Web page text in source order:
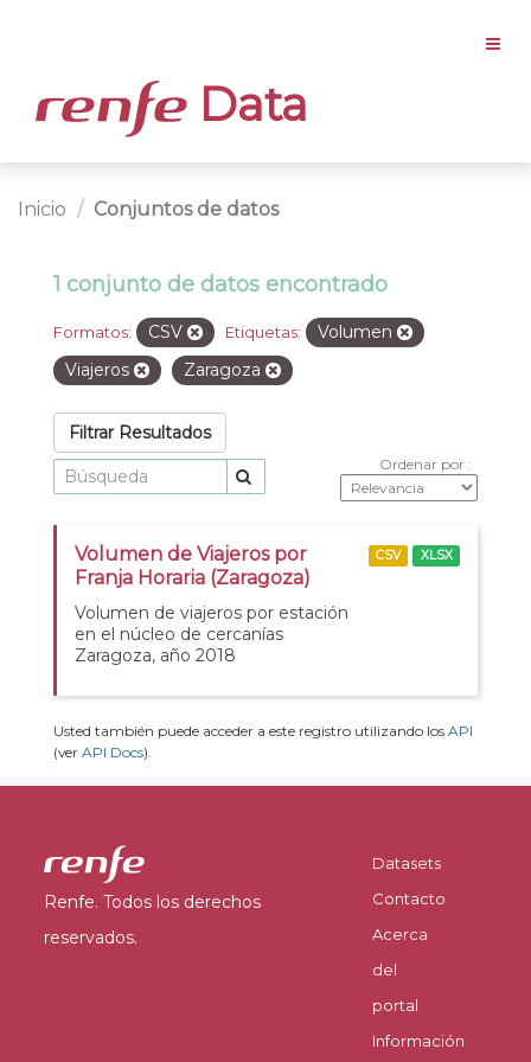
Data
Inicio Conjuntos de datos
1 conjunto de datos encontrado
Formatos: CSV Etiquetas:
Volumen
Viajeros
Zaragoza
Filtrar Resultados
Ordenar por
Volumen de Viajeros por
Franja Horaria (Zaragoza)
Volumen de viajeros por estación
en el núcleo de cercanías
Zaragoza, año 2018
CSV XLSX
Usted también puede acceder a este registro utilizando los API
(ver API Docs).
Renfe. Todos los derechos
reservados.
Datasets
Contacto
Acerca
del
portal
Información